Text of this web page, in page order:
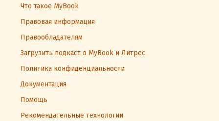
Что такое MyBook
Правовая информация
Правообладателям
Загрузить подкаст в MyBook и Литрес
Политика конфиденциальности
Документация
Помощь
Рекомендательные технологии